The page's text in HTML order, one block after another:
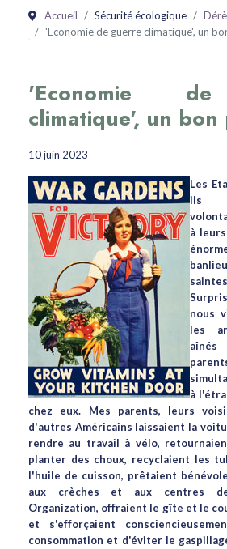
Accueil Sécurité écologique
'Economie de guerre climatique', un
'Economie
climatique', un bon
10 juin 2023
Les
ils
à
nous
les
aînés
à
chez eux. Mes parents, leurs
d'autres Américains laissaient la
rendre au travail à vélo,
planter des choux, recyclaient les
l'huile de cuisson, prêtaient
aux crèches et aux centres
Organization, offraient le gîte et le
et s'efforçaient
consommation et d'éviter le